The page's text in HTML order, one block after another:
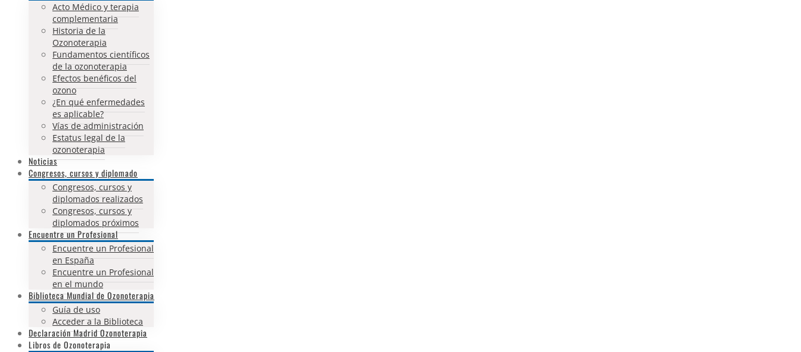
Acto Médico y terapia
complementaria
Historia de la
Ozonoterapia
Fundamentos científicos
de la ozonoterapia
Efectos benéficos del
ozono
¿En qué enfermedades
es aplicable?
Vías de administración
Estatus legal de la
ozonoterapia
Noticias
Congresos, cursos y diplomado
Congresos, cursos y
diplomados realizados
Congresos, cursos y
diplomados próximos
Encuentre un Profesional
Encuentre un Profesional
en España
Encuentre un Profesional
en el mundo
Biblioteca Mundial de Ozonoterapia
Guía de uso
Acceder a la Biblioteca
Declaración Madrid Ozonoterapia
Libros de Ozonoterapia